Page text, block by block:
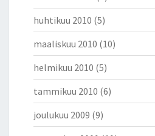
huhtikuu 2010 (5)
maaliskuu 2010 (10)
helmikuu 2010 (5)
tammikuu 2010 (6)
joulukuu 2009 (9)